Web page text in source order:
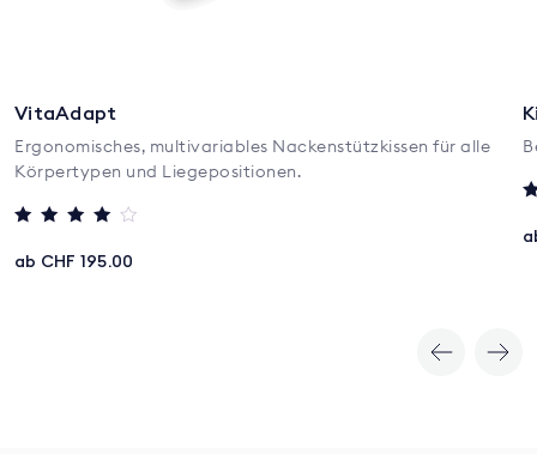
VitaAdapt
Ergonomisches, multivariables Nackenstützkissen für alle
Körpertypen und Liegepositionen.
von 5
ab CHF 195.00
3